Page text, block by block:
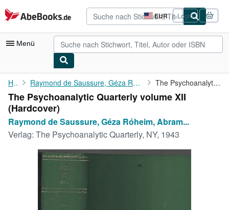
Zum Hauptinhalt
AbeBooks.de EUR
Seite
der
Einkaufseinstellungen.
Login
Menü
Nutzerkonto
Meine Bestellungen
Detailsuche
Sammlungen
Antiquarische Bücher
Kunst & Sammlerstücke
Verkäufer werden
Home Raymond de Saussure, Géza Róheim, Abram Blau, Ernst Kris, Edith... The Psychoanalytic Quarterly volume XII
The Psychoanalytic Quarterly volume XII
(Hardcover)
Raymond de Saussure, Géza Róheim, Abram...
Verlag: The Psychoanalytic Quarterly, NY, 1943